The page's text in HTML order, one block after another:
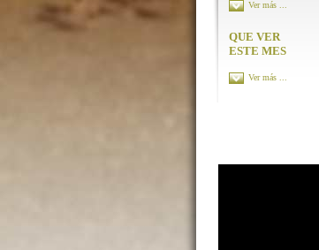
Ver más ...
QUE VER
ESTE MES
Ver más ...